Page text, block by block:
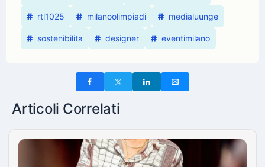
rtl1025 milanoolimpiadi medialuunge
sostenibilita designer eventimilano
Articoli Correlati